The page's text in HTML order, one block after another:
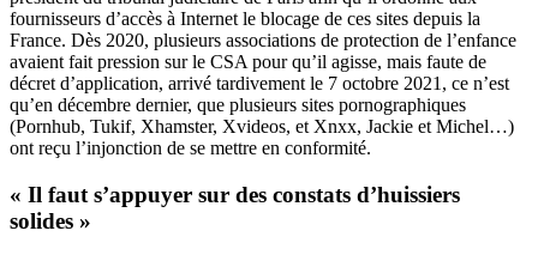
fournisseurs d’accès à Internet le blocage de ces sites depuis la
France. Dès 2020, plusieurs associations de protection de l’enfance
avaient fait pression sur le CSA pour qu’il agisse, mais faute de
décret d’application, arrivé tardivement le 7 octobre 2021, ce n’est
qu’en décembre dernier, que plusieurs sites pornographiques
(Pornhub, Tukif, Xhamster, Xvideos, et Xnxx, Jackie et Michel…)
ont reçu l’injonction de se mettre en conformité.
« Il faut s’appuyer sur des constats d’huissiers
solides »